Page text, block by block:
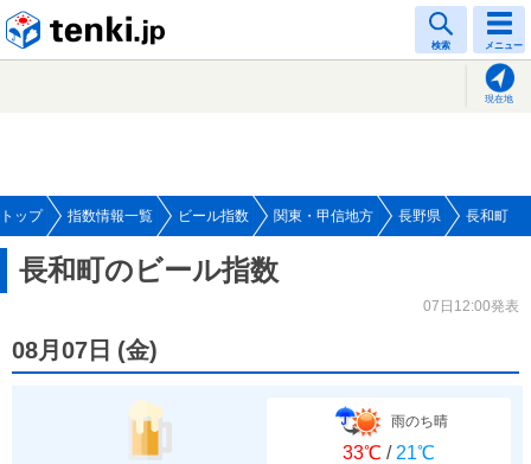
検索 メニュー
現在地
トップ 指数情報一覧 ビール指数 関東・甲信地方 長野県 長和町
長和町のビール指数
07日12:00発表
08月07日 (金)
雨のち晴
33℃ / 21℃